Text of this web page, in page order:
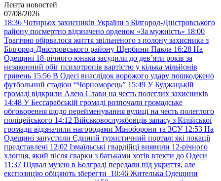
Лента новостей
07/08/2026
18:36 Чотирьох захисників України з Білгород-Дністровського
району посмертно відзначено орденом «За мужність» 18:00
Трагічно обірвалося життя звільненого з полону захисника з
Білгород-Дністровського району Щербини Павла 16:28 На
Одещині 18-річного юнака засудили до дев’яти років за
незаконний обіг психотропів вартістю у кілька мільйонів
гривень 15:56 В Одесі внаслідок ворожого удару пошкоджено
футбольний стадіон “Чорноморець” 15:49 У Буджацькій
громаді відкрили Алею Слави на честь полеглих захисників
14:48 У Бессарабській громаді розпочали громадське
обговорення щодо перейменування вулиці на честь полеглого
поліцейського 14:12 Військовослужбовців запасу з Кілійської
громади відзначили нагородами Міноборони та ЗСУ 12:53 На
Одещині запустили Єдиний туристичний портал: які локації
представлені 12:02 Ізмаїльські гвардійці виявили 12-річного
хлопця, який після сварки з батьками хотів втекти до Одеси
11:37 Підвал музею в Болграді передали під укриття, але
експозицію обіцяють зберегти 10:46 Жителька Одещини